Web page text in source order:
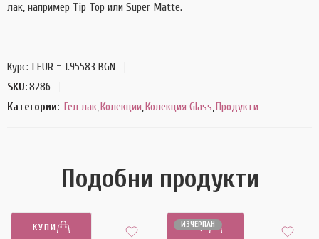
лак, например Tip Top или Super Matte.
Курс: 1 EUR = 1.95583 BGN
SKU:8286
Категории: Гел лак, Колекции, Колекция Glass, Продукти
Подобни продукти
КУПИ ИЗЧЕРПАН
ОЩЕ